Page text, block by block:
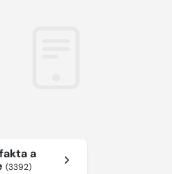
a
(3392)